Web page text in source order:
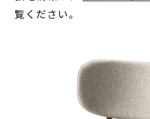
覧ください。